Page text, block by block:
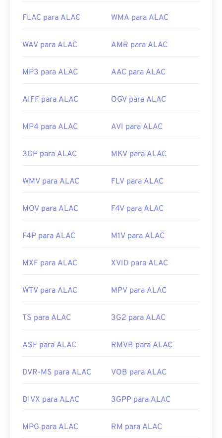
FLAC para ALAC WMA para ALAC
WAV para ALAC AMR para ALAC
MP3 para ALAC AAC para ALAC
AIFF para ALAC OGV para ALAC
MP4 para ALAC AVI para ALAC
3GP para ALAC MKV para ALAC
WMV para ALAC FLV para ALAC
MOV para ALAC F4V para ALAC
F4P para ALAC M1V para ALAC
MXF para ALAC XVID para ALAC
WTV para ALAC MPV para ALAC
TS para ALAC 3G2 para ALAC
ASF para ALAC RMVB para ALAC
DVR-MS para ALAC VOB para ALAC
DIVX para ALAC 3GPP para ALAC
MPG para ALAC RM para ALAC